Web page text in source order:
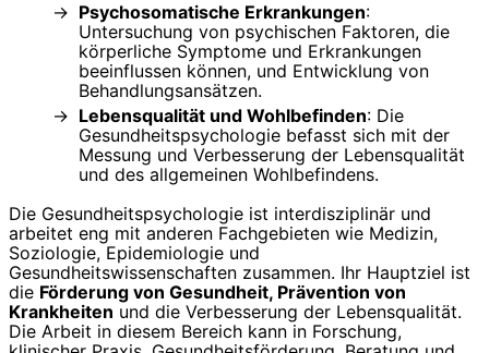
Psychosomatische Erkrankungen:
Untersuchung von psychischen Faktoren, die
körperliche Symptome und Erkrankungen
beeinflussen können, und Entwicklung von
Behandlungsansätzen.
Lebensqualität und Wohlbefinden: Die
Gesundheitspsychologie befasst sich mit der
Messung und Verbesserung der Lebensqualität
und des allgemeinen Wohlbefindens.
Die Gesundheitspsychologie ist interdisziplinär und
arbeitet eng mit anderen Fachgebieten wie Medizin,
Soziologie, Epidemiologie und
Gesundheitswissenschaften zusammen. Ihr Hauptziel ist
die Förderung von Gesundheit, Prävention von
Krankheiten und die Verbesserung der Lebensqualität.
Die Arbeit in diesem Bereich kann in Forschung,